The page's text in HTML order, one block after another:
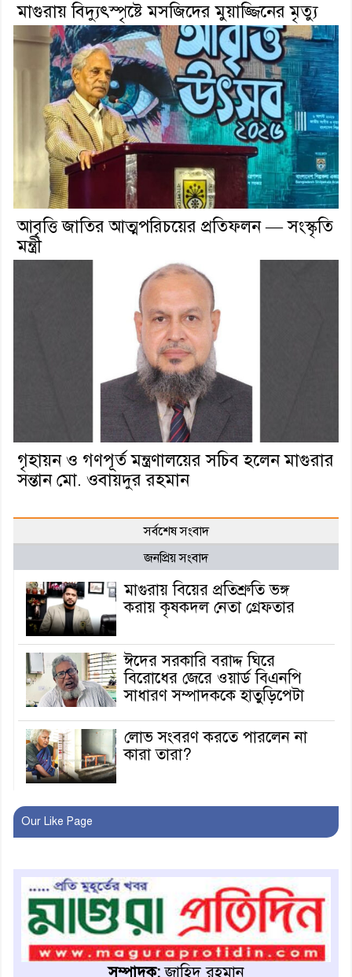
মাগুরায় বিদ্যুৎস্পৃষ্টে মসজিদের মুয়াজ্জিনের মৃত্যু
আবৃত্তি জাতির আত্মপরিচয়ের প্রতিফলন — সংস্কৃতি
মন্ত্রী
গৃহায়ন ও গণপূর্ত মন্ত্রণালয়ের সচিব হলেন মাগুরার
সন্তান মো. ওবায়দুর রহমান
সর্বশেষ সংবাদ
জনপ্রিয় সংবাদ
মাগুরায় বিয়ের প্রতিশ্রুতি ভঙ্গ
করায় কৃষকদল নেতা গ্রেফতার
ঈদের সরকারি বরাদ্দ ঘিরে
বিরোধের জেরে ওয়ার্ড বিএনপি
সাধারণ সম্পাদককে হাতুড়িপেটা
লোভ সংবরণ করতে পারলেন না
কারা তারা?
অনূর্ধ্ব-১৭ জাতীয় চ্যাম্পিয়ন মাগুরা
রোববার থেকে ভারতীয় ট্যুরিস্ট
ভিসা চালু
মাগুরায় জাতীয় ভিটামিন ‘এ’ প্লাস
ক্যাম্পেইন উপলক্ষে সাংবাদিক
Our Like Page
সম্পাদক:জাহিদ রহমান